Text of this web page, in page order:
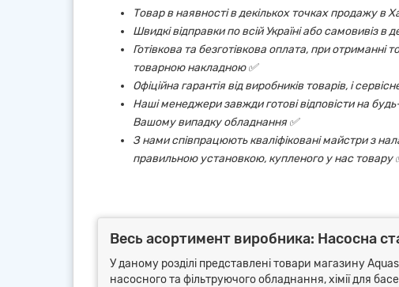
Товар в наявності в декількох точках продажу в
Швидкі відправки по всій Україні або самовивіз
Готівкова та безготівкова оплата, при
товарною накладною ✅
Офіційна гарантія від виробників товарів, і
Наші менеджери завжди готові відповісти на
Вашому випадку обладнання ✅
З нами співпрацюють кваліфіковані майстри з
правильною установкою, купленого у нас товару
Весь асортимент виробника: Насосна
У даному розділі представлені товари магазину
насосного та фільтруючого обладнання, хімії для